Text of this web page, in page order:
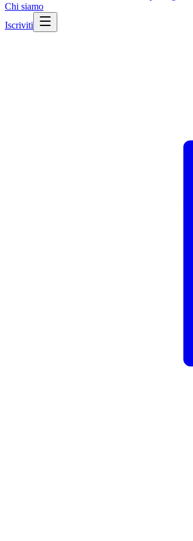
Chi siamo
Iscriviti